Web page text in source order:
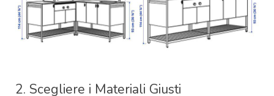
2. Scegliere i Materiali Giusti